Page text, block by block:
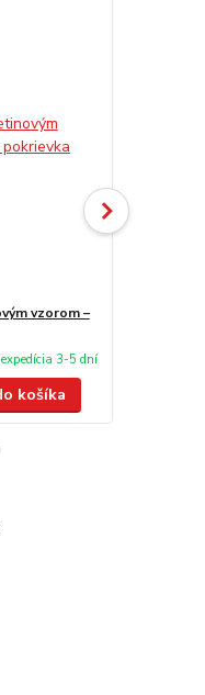
vzorom –
expedícia 3-5 dní
košíka